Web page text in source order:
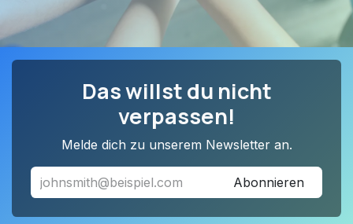
Das willst du nicht
verpassen!
Melde dich zu unserem Newsletter an.
Abonnieren